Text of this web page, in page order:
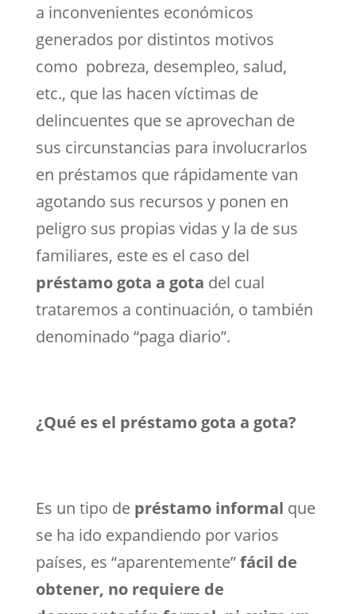
a inconvenientes económicos
generados por distintos motivos
como pobreza, desempleo, salud,
etc., que las hacen víctimas de
delincuentes que se aprovechan de
sus circunstancias para involucrarlos
en préstamos que rápidamente van
agotando sus recursos y ponen en
peligro sus propias vidas y la de sus
familiares, este es el caso del
préstamo gota a gota del cual
trataremos a continuación, o también
denominado “paga diario”.
¿Qué es el préstamo gota a gota?
Es un tipo de préstamo informal que
se ha ido expandiendo por varios
países, es “aparentemente”fácil de
obtener, no requiere de